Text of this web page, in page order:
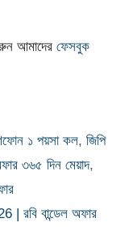
আমাদের ফেসবুক
১ পয়সা কল,জিপি
৩৬৫ দিন মেয়াদ,
বান্ডেল অফার